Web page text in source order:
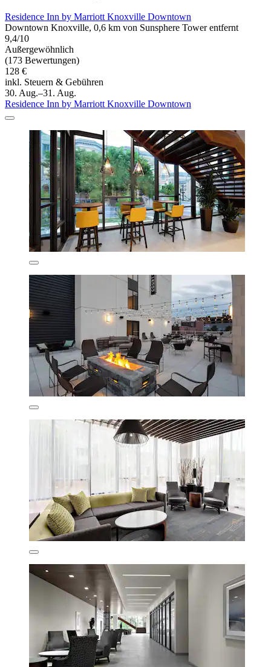
Residence Inn by Marriott Knoxville Downtown
Downtown Knoxville, 0,6 km von Sunsphere Tower entfernt
9,4/10
Außergewöhnlich
(173 Bewertungen)
128 €
inkl. Steuern & Gebühren
30. Aug.–31. Aug.
Residence Inn by Marriott Knoxville Downtown